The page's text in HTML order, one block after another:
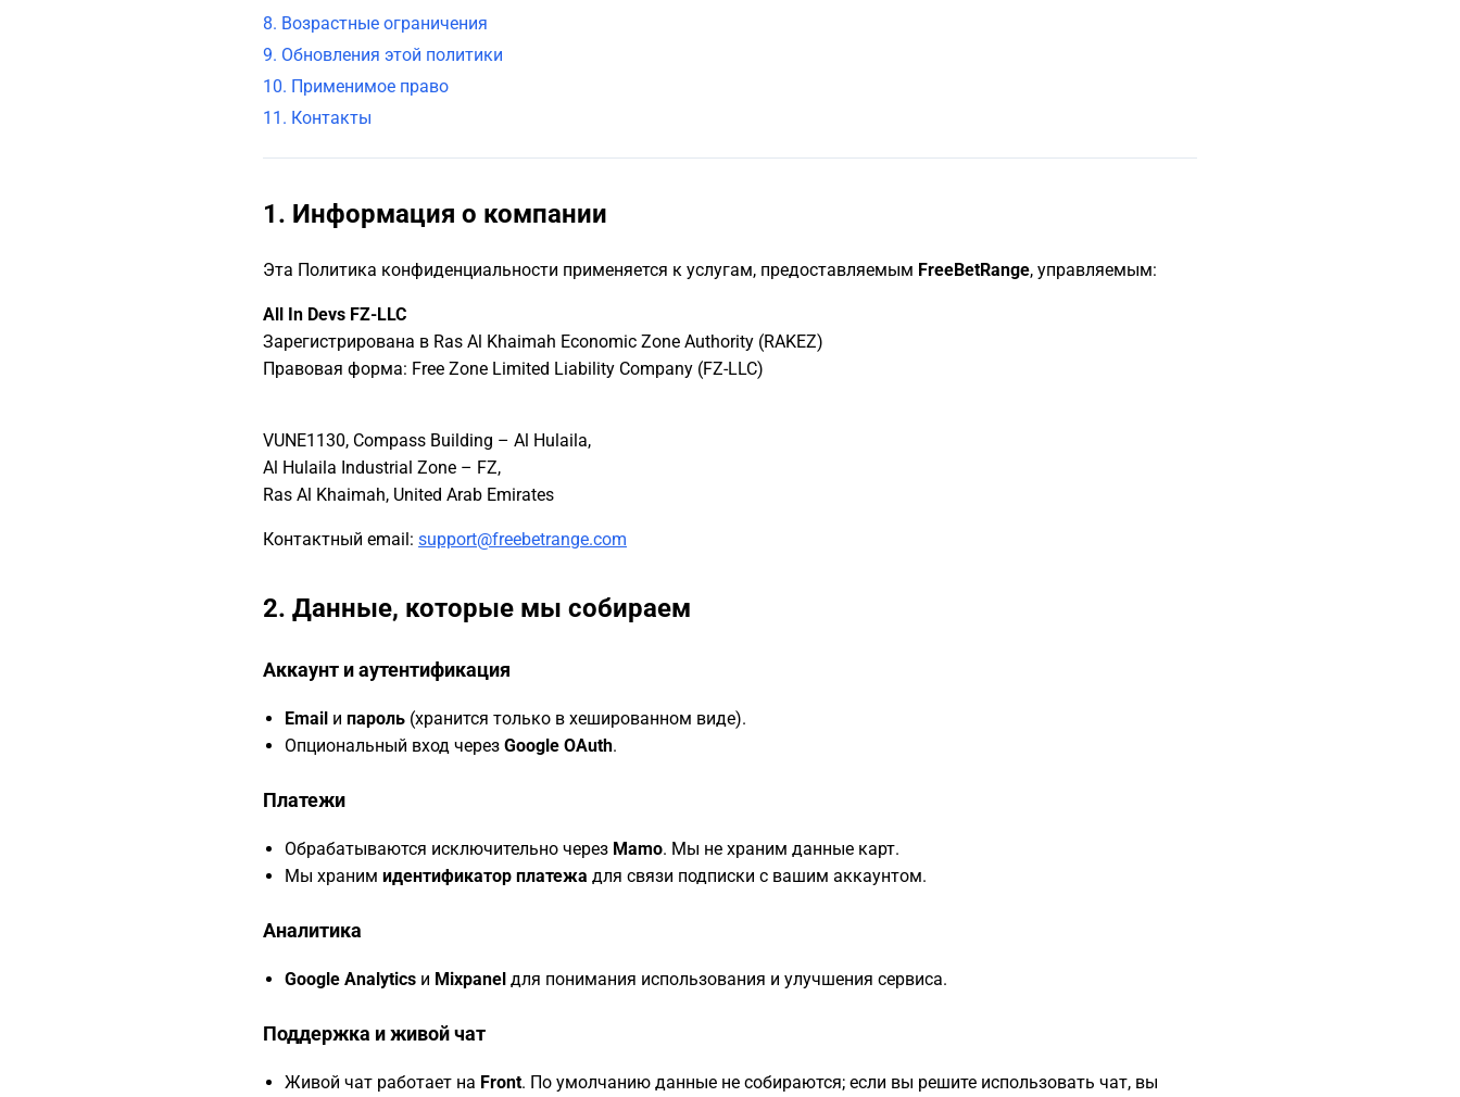
8. Возрастные ограничения
9. Обновления этой политики
10. Применимое право
11. Контакты
1. Информация о компании
Эта Политика конфиденциальности применяется к услугам, предоставляемым FreeBetRange, управляемым:
All In Devs FZ-LLC
Зарегистрирована в Ras Al Khaimah Economic Zone Authority (RAKEZ)
Правовая форма: Free Zone Limited Liability Company (FZ-LLC)
VUNE1130, Compass Building – Al Hulaila,
Al Hulaila Industrial Zone – FZ,
Контактный email: support@freebetrange.com
2. Данные, которые мы собираем
Аккаунт и аутентификация
Email и пароль (хранится только в хешированном виде).
Опциональный вход через Google OAuth.
Платежи
Обрабатываются исключительно через Mamo. Мы не храним данные карт.
Мы храним идентификатор платежа для связи подписки с вашим аккаунтом.
Аналитика
Google Analytics и Mixpanel для понимания использования и улучшения сервиса.
Поддержка и живой чат
Живой чат работает на Front. По умолчанию данные не собираются; если вы решите использовать чат, вы